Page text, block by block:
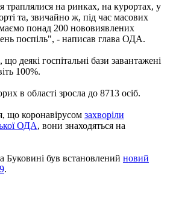
траплялися на ринках, на курортах, у
та, звичайно ж, під час масових
понад 200 нововиявлених
поспіль", - написав глава ОДА.
деякі госпітальні бази завантажені
100%.
в області зросла до 8713 осіб.
що коронавірусом захворіли
ОДА, вони знаходяться на
Буковині був встановлений новий
.